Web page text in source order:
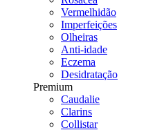
Vermelhidão
Imperfeições
Olheiras
Anti-idade
Eczema
Desidratação
Premium
Caudalie
Clarins
Collistar